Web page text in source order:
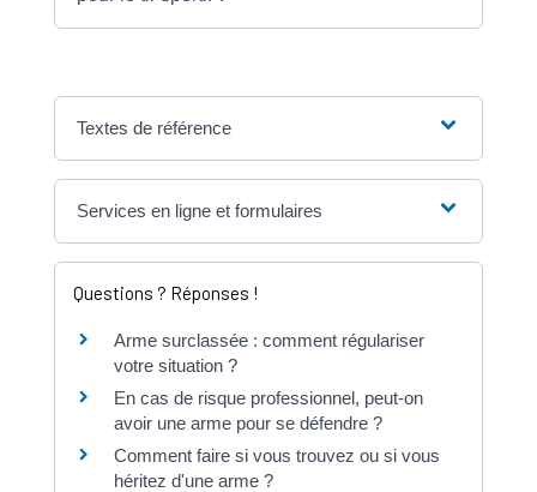
Textes de référence
Services en ligne et formulaires
Questions ? Réponses !
Arme surclassée : comment régulariser
votre situation ?
En cas de risque professionnel, peut-on
avoir une arme pour se défendre ?
Comment faire si vous trouvez ou si vous
héritez d'une arme ?